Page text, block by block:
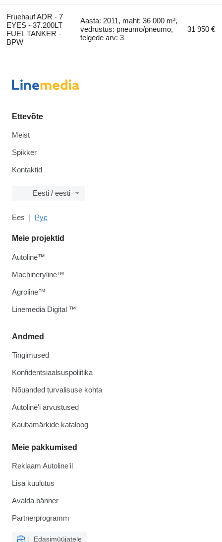
Fruehauf ADR - 7
EYES - 37.200LT
FUEL TANKER -
BPW
Aasta: 2011, maht: 36 000 m³,
vedrustus: pneumo/pneumo,
telgede arv: 3
31 950 €
Ettevõte
Meist
Spikker
Kontaktid
Eesti / eesti
Ees Рус
Andmed
Tingimused
Konfidentsiaalsuspoliitika
Nõuanded turvalisuse kohta
Autoline'i arvustused
Kaubamärkide kataloog
Meie pakkumised
Reklaam Autoline'il
Lisa kuulutus
Avalda bänner
Partnerprogramm
Edasimüüjatele
Meie projektid
Autoline™
Machineryline™
Agroline™
Linemedia Digital ™